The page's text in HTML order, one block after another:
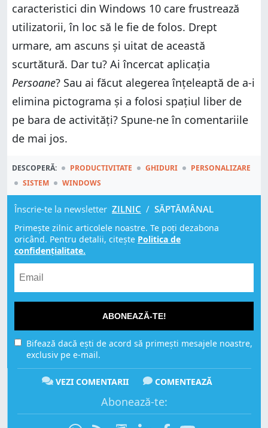
caracteristici din Windows 10 care frustrează
utilizatorii, în loc să le fie de folos. Drept
urmare, am ascuns și uitat de această
scurtătură. Dar tu? Ai încercat aplicația
Persoane? Sau ai făcut alegerea înțeleaptă de a-i
elimina pictograma și a folosi spațiul liber de
pe bara de activități? Spune-ne în comentariile
de mai jos.
DESCOPERĂ: PRODUCTIVITATE GHIDURI
PERSONALIZARE
SISTEM
WINDOWS
Înscrie-te la newsletter ZILNIC / SĂPTĂMÂNAL
Primește zilnic articolele noastre. Te poți dezabona
oricând. Pentru detalii, citește Politica de
confidențialitate.
ABONEAZĂ-TE!
Bifează dacă ești de acord să primești mesajele noastre,
exclusiv pe e-mail.
VEZI COMENTARII COMENTEAZĂ
Abonează-te: